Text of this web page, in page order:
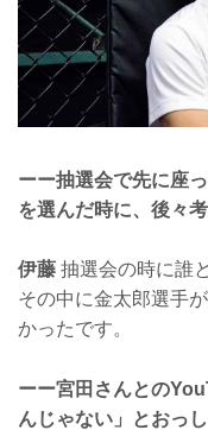
ーー抽選会で先に座
を選んだ時に、後々
伊藤 抽選会の時に誰
その中に金太郎選手
かったです。
ーー宮田さんとの
んじゃない」とおっ